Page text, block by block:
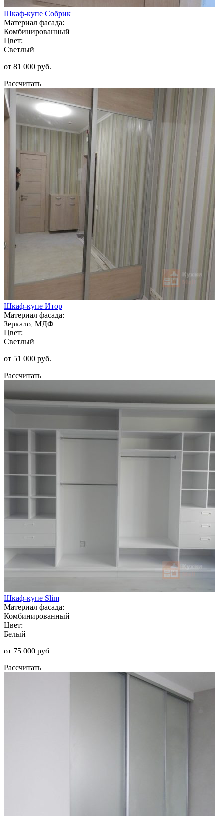
Шкаф-купе Собрик
Материал фасада:
Комбинированный
Цвет:
Светлый
от 81 000 руб.
Рассчитать
Шкаф-купе Итор
Материал фасада:
Зеркало, МДФ
Цвет:
Светлый
от 51 000 руб.
Рассчитать
Шкаф-купе Slim
Материал фасада:
Комбинированный
Цвет:
Белый
от 75 000 руб.
Рассчитать